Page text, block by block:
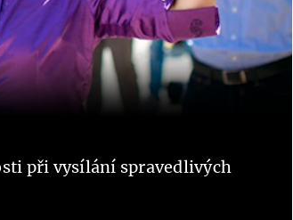
při vysílání spravedlivých